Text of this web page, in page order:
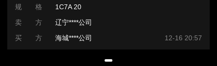
规 格
1C7A 20
卖 方
辽宁****公司
买 方
海城****公司 12-16 20:57